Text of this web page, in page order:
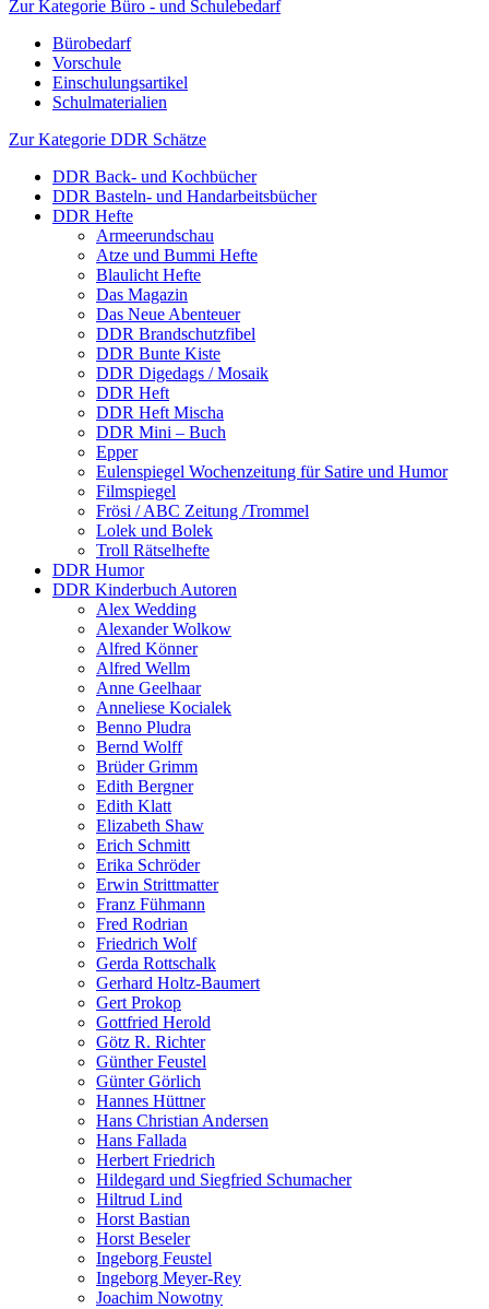
Zur Kategorie Büro - und Schulebedarf
Bürobedarf
Vorschule
Einschulungsartikel
Schulmaterialien
Zur Kategorie DDR Schätze
DDR Back- und Kochbücher
DDR Basteln- und Handarbeitsbücher
DDR Hefte
Armeerundschau
Atze und Bummi Hefte
Blaulicht Hefte
Das Magazin
Das Neue Abenteuer
DDR Brandschutzfibel
DDR Bunte Kiste
DDR Digedags / Mosaik
DDR Heft
DDR Heft Mischa
DDR Mini – Buch
Epper
Eulenspiegel Wochenzeitung für Satire und Humor
Filmspiegel
Frösi / ABC Zeitung /Trommel
Lolek und Bolek
Troll Rätselhefte
DDR Humor
DDR Kinderbuch Autoren
Alex Wedding
Alexander Wolkow
Alfred Könner
Alfred Wellm
Anne Geelhaar
Anneliese Kocialek
Benno Pludra
Bernd Wolff
Brüder Grimm
Edith Bergner
Edith Klatt
Elizabeth Shaw
Erich Schmitt
Erika Schröder
Erwin Strittmatter
Franz Fühmann
Fred Rodrian
Friedrich Wolf
Gerda Rottschalk
Gerhard Holtz-Baumert
Gert Prokop
Gottfried Herold
Götz R. Richter
Günther Feustel
Günter Görlich
Hannes Hüttner
Hans Christian Andersen
Hans Fallada
Herbert Friedrich
Hildegard und Siegfried Schumacher
Hiltrud Lind
Horst Bastian
Horst Beseler
Ingeborg Feustel
Ingeborg Meyer-Rey
Joachim Nowotny